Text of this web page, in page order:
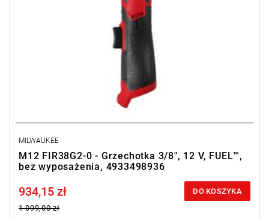
MILWAUKEE
M12 FIR38G2-0 - Grzechotka 3/8", 12 V, FUEL™,
bez wyposażenia, 4933498936
Price tax included
934,15 zł
1 099,00 zł
DO KOSZYKA